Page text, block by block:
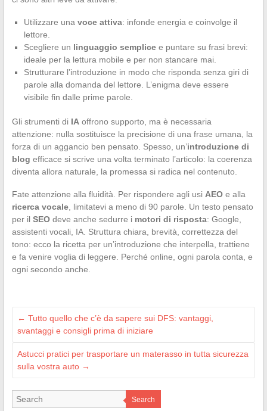
Utilizzare una voce attiva: infonde energia e coinvolge il
lettore.
Scegliere un linguaggio semplicee puntare su frasi brevi:
ideale per la lettura mobile e per non stancare mai.
Strutturare l’introduzione in modo che risponda senza giri di
parole alla domanda del lettore. L’enigma deve essere
visibile fin dalle prime parole.
Gli strumenti di IAoffrono supporto, ma è necessaria
attenzione: nulla sostituisce la precisione di una frase umana, la
forza di un aggancio ben pensato. Spesso, un’introduzione di
blog efficace si scrive una volta terminato l’articolo: la coerenza
diventa allora naturale, la promessa si radica nel contenuto.
Fate attenzione alla fluidità. Per rispondere agli usi AEOe alla
ricerca vocale, limitatevi a meno di 90 parole. Un testo pensato
per il SEOdeve anche sedurre i motori di risposta: Google,
assistenti vocali, IA. Struttura chiara, brevità, correttezza del
tono: ecco la ricetta per un’introduzione che interpella, trattiene
e fa venire voglia di leggere. Perché online, ogni parola conta, e
ogni secondo anche.
← Tutto quello che c’è da sapere sui DFS: vantaggi,
svantaggi e consigli prima di iniziare
Astucci pratici per trasportare un materasso in tutta sicurezza
sulla vostra auto →
Search